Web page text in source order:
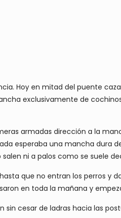
Hoy en mitad del puente
exclusivamente de
armadas dirección a la
esperaba una mancha dura
ni a palos como se suele
que no entran los perros y
en toda la mañana y
cesar de ladras hacia las